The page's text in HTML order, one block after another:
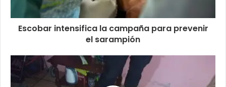
Escobar intensifica la campaña para prevenir
el sarampión